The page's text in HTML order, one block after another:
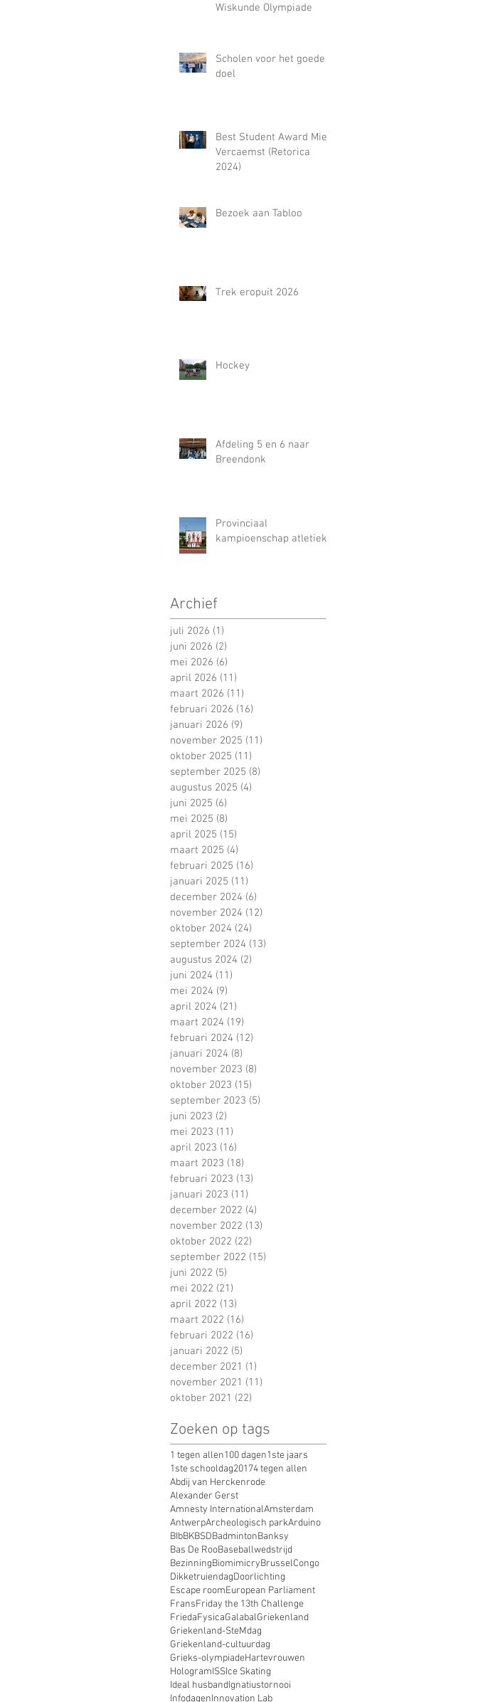
Wiskunde Olympiade
Scholen voor het goede
doel
Best Student Award Miel
Vercaemst (Retorica
2024)
Bezoek aan Tabloo
Trek eropuit 2026
Hockey
Afdeling 5 en 6 naar
Breendonk
Provinciaal
kampioenschap atletiek
Archief
juli 2026 (1)
juni 2026 (2)
mei 2026 (6)
april 2026 (11)
maart 2026 (11)
februari 2026 (16)
januari 2026 (9)
november 2025 (11)
oktober 2025 (11)
september 2025 (8)
augustus 2025 (4)
juni 2025 (6)
mei 2025 (8)
april 2025 (15)
maart 2025 (4)
februari 2025 (16)
januari 2025 (11)
december 2024 (6)
november 2024 (12)
oktober 2024 (24)
september 2024 (13)
augustus 2024 (2)
juni 2024 (11)
mei 2024 (9)
april 2024 (21)
maart 2024 (19)
februari 2024 (12)
januari 2024 (8)
november 2023 (8)
oktober 2023 (15)
september 2023 (5)
juni 2023 (2)
mei 2023 (11)
april 2023 (16)
maart 2023 (18)
februari 2023 (13)
januari 2023 (11)
december 2022 (4)
november 2022 (13)
oktober 2022 (22)
september 2022 (15)
juni 2022 (5)
mei 2022 (21)
april 2022 (13)
maart 2022 (16)
februari 2022 (16)
januari 2022 (5)
december 2021 (1)
november 2021 (11)
oktober 2021 (22)
Zoeken op tags
1 tegen allen100 dagen1ste jaars
1ste schooldag20174 tegen allen
Abdij van Herckenrode
Alexander Gerst
Amnesty InternationalAmsterdam
AntwerpArcheologisch parkArduino
BIbBKBSDBadmintonBanksy
Bas De RooBaseballwedstrijd
BezinningBiomimicryBrusselCongo
DikketruiendagDoorlichting
Escape roomEuropean Parliament
FransFriday the 13th Challenge
FriedaFysicaGalabalGriekenland
Griekenland-SteMdag
Griekenland-cultuurdag
Grieks-olympiadeHartevrouwen
HologramISSIce Skating
Ideal husbandIgnatiustornooi
InfodagenInnovation Lab